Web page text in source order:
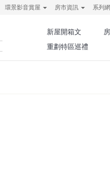
環景影音賞屋 房市資訊 系列
新屋開箱文
重劃特區巡禮